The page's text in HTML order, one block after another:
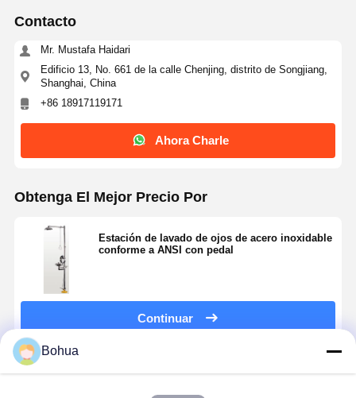
Contacto
Mr. Mustafa Haidari
Edificio 13, No. 661 de la calle Chenjing, distrito de Songjiang,
Shanghai, China
+86 18917119171
Ahora Charle
Obtenga El Mejor Precio Por
Estación de lavado de ojos de acero inoxidable
conforme a ANSI con pedal
Continuar
Productos Recomendados
Bohua